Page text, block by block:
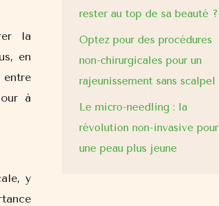
la
en
entre
à
y
rester au top de sa beauté ?
Optez pour des procédures
non-chirurgicales pour un
rajeunissement sans scalpel
Le micro-needling : la
révolution non-invasive pour
une peau plus jeune